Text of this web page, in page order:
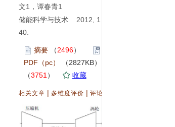
文1，谭春青1
储能科学与技术 2012, 1 (
40.
摘要（2496）
PDF（pc）
（2827KB）
（3751 ） 收藏
相关文章 | 多维度评价 | 评论